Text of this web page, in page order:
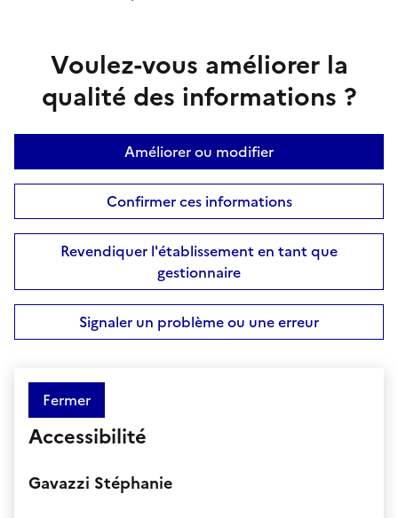
Voulez-vous améliorer la
qualité des informations ?
Améliorer ou modifier
Confirmer ces informations
Revendiquer l'établissement en tant que
gestionnaire
Signaler un problème ou une erreur
Fermer
Accessibilité
Gavazzi Stéphanie